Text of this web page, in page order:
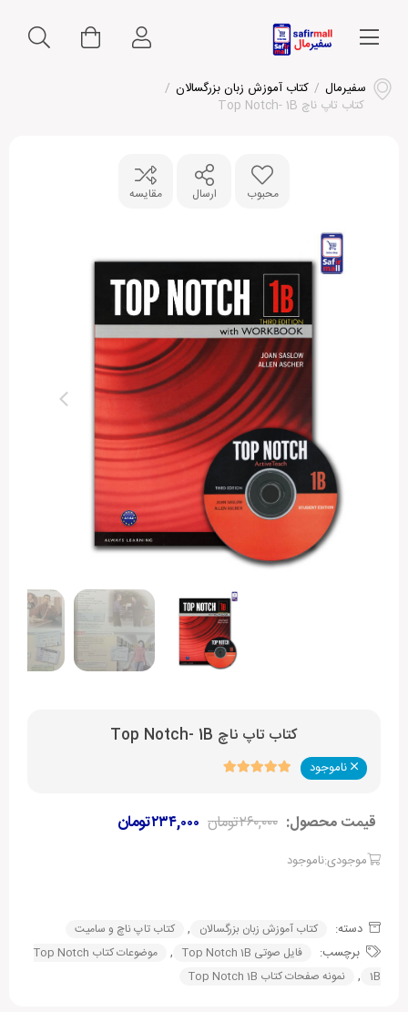
سفیرمال / کتاب آموزش زبان بزرگسالان /
کتاب تاپ ناچ Top Notch- 1B
محبوب ارسال مقایسه
کتاب تاپ ناچ Top Notch- 1B
ناموجود
قیمت محصول: تومان۲۶۰,۰۰۰ تومان۲۳۴,۰۰۰
موجودی:ناموجود
دسته: کتاب آموزش زبان بزرگسالان , کتاب تاپ ناچ و سامیت
برچسب: فایل صوتی Top Notch 1B ,
موضوعات کتاب Top Notch
1B
, نمونه صفحات کتاب Top Notch 1B